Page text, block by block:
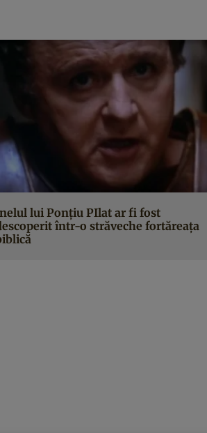
lui Ponţiu PIlat ar fi fost
într-o străveche fortăreaţa